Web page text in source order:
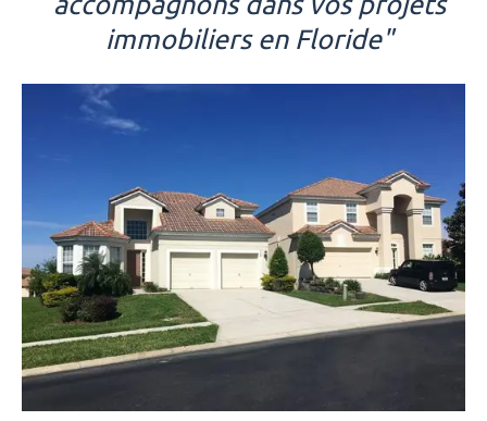
immobiliers en Floride"